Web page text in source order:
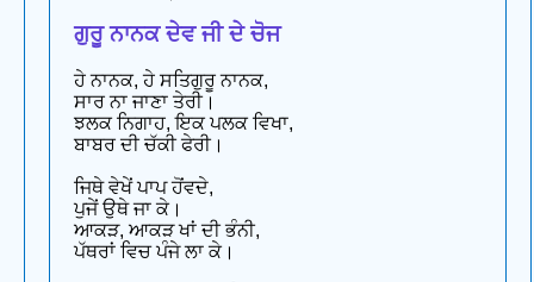
ਗੁਰੂ ਨਾਨਕ ਦੇਵ ਜੀ ਦੇ ਚੋਜ
ਹੇ ਨਾਨਕ, ਹੇ ਸਤਿਗੁਰੂ ਨਾਨਕ,
ਸਾਰ ਨਾ ਜਾਣਾ ਤੇਰੀ।
ਝਲਕ ਨਿਗਾਹ, ਇਕ ਪਲਕ ਵਿਖਾ,
ਬਾਬਰ ਦੀ ਚੱਕੀ ਫੇਰੀ।
ਜਿਥੇ ਵੇਖੇਂ ਪਾਪ ਹੋਂਵਦੇ,
ਪੁਜੇਂ ਉਥੇ ਜਾ ਕੇ।
ਆਕੜ, ਆਕੜ ਖਾਂ ਦੀ ਭੰਨੀ,
ਪੱਥਰਾਂ ਵਿਚ ਪੰਜੇ ਲਾ ਕੇ।